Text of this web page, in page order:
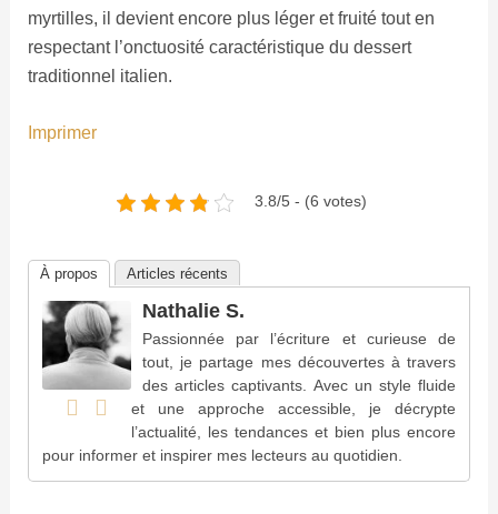
myrtilles, il devient encore plus léger et fruité tout en
respectant l’onctuosité caractéristique du dessert
traditionnel italien.
Imprimer
3.8/5 - (6 votes)
À propos Articles récents
Nathalie S.
Passionnée par l’écriture et curieuse de
tout, je partage mes découvertes à travers
des articles captivants. Avec un style fluide
et une approche accessible, je décrypte
l’actualité, les tendances et bien plus encore
pour informer et inspirer mes lecteurs au quotidien.